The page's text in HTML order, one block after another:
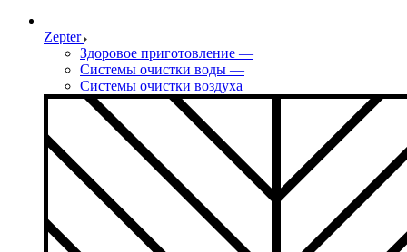
Zepter
Здоровое приготовление —
Системы очистки воды —
Системы очистки воздуха